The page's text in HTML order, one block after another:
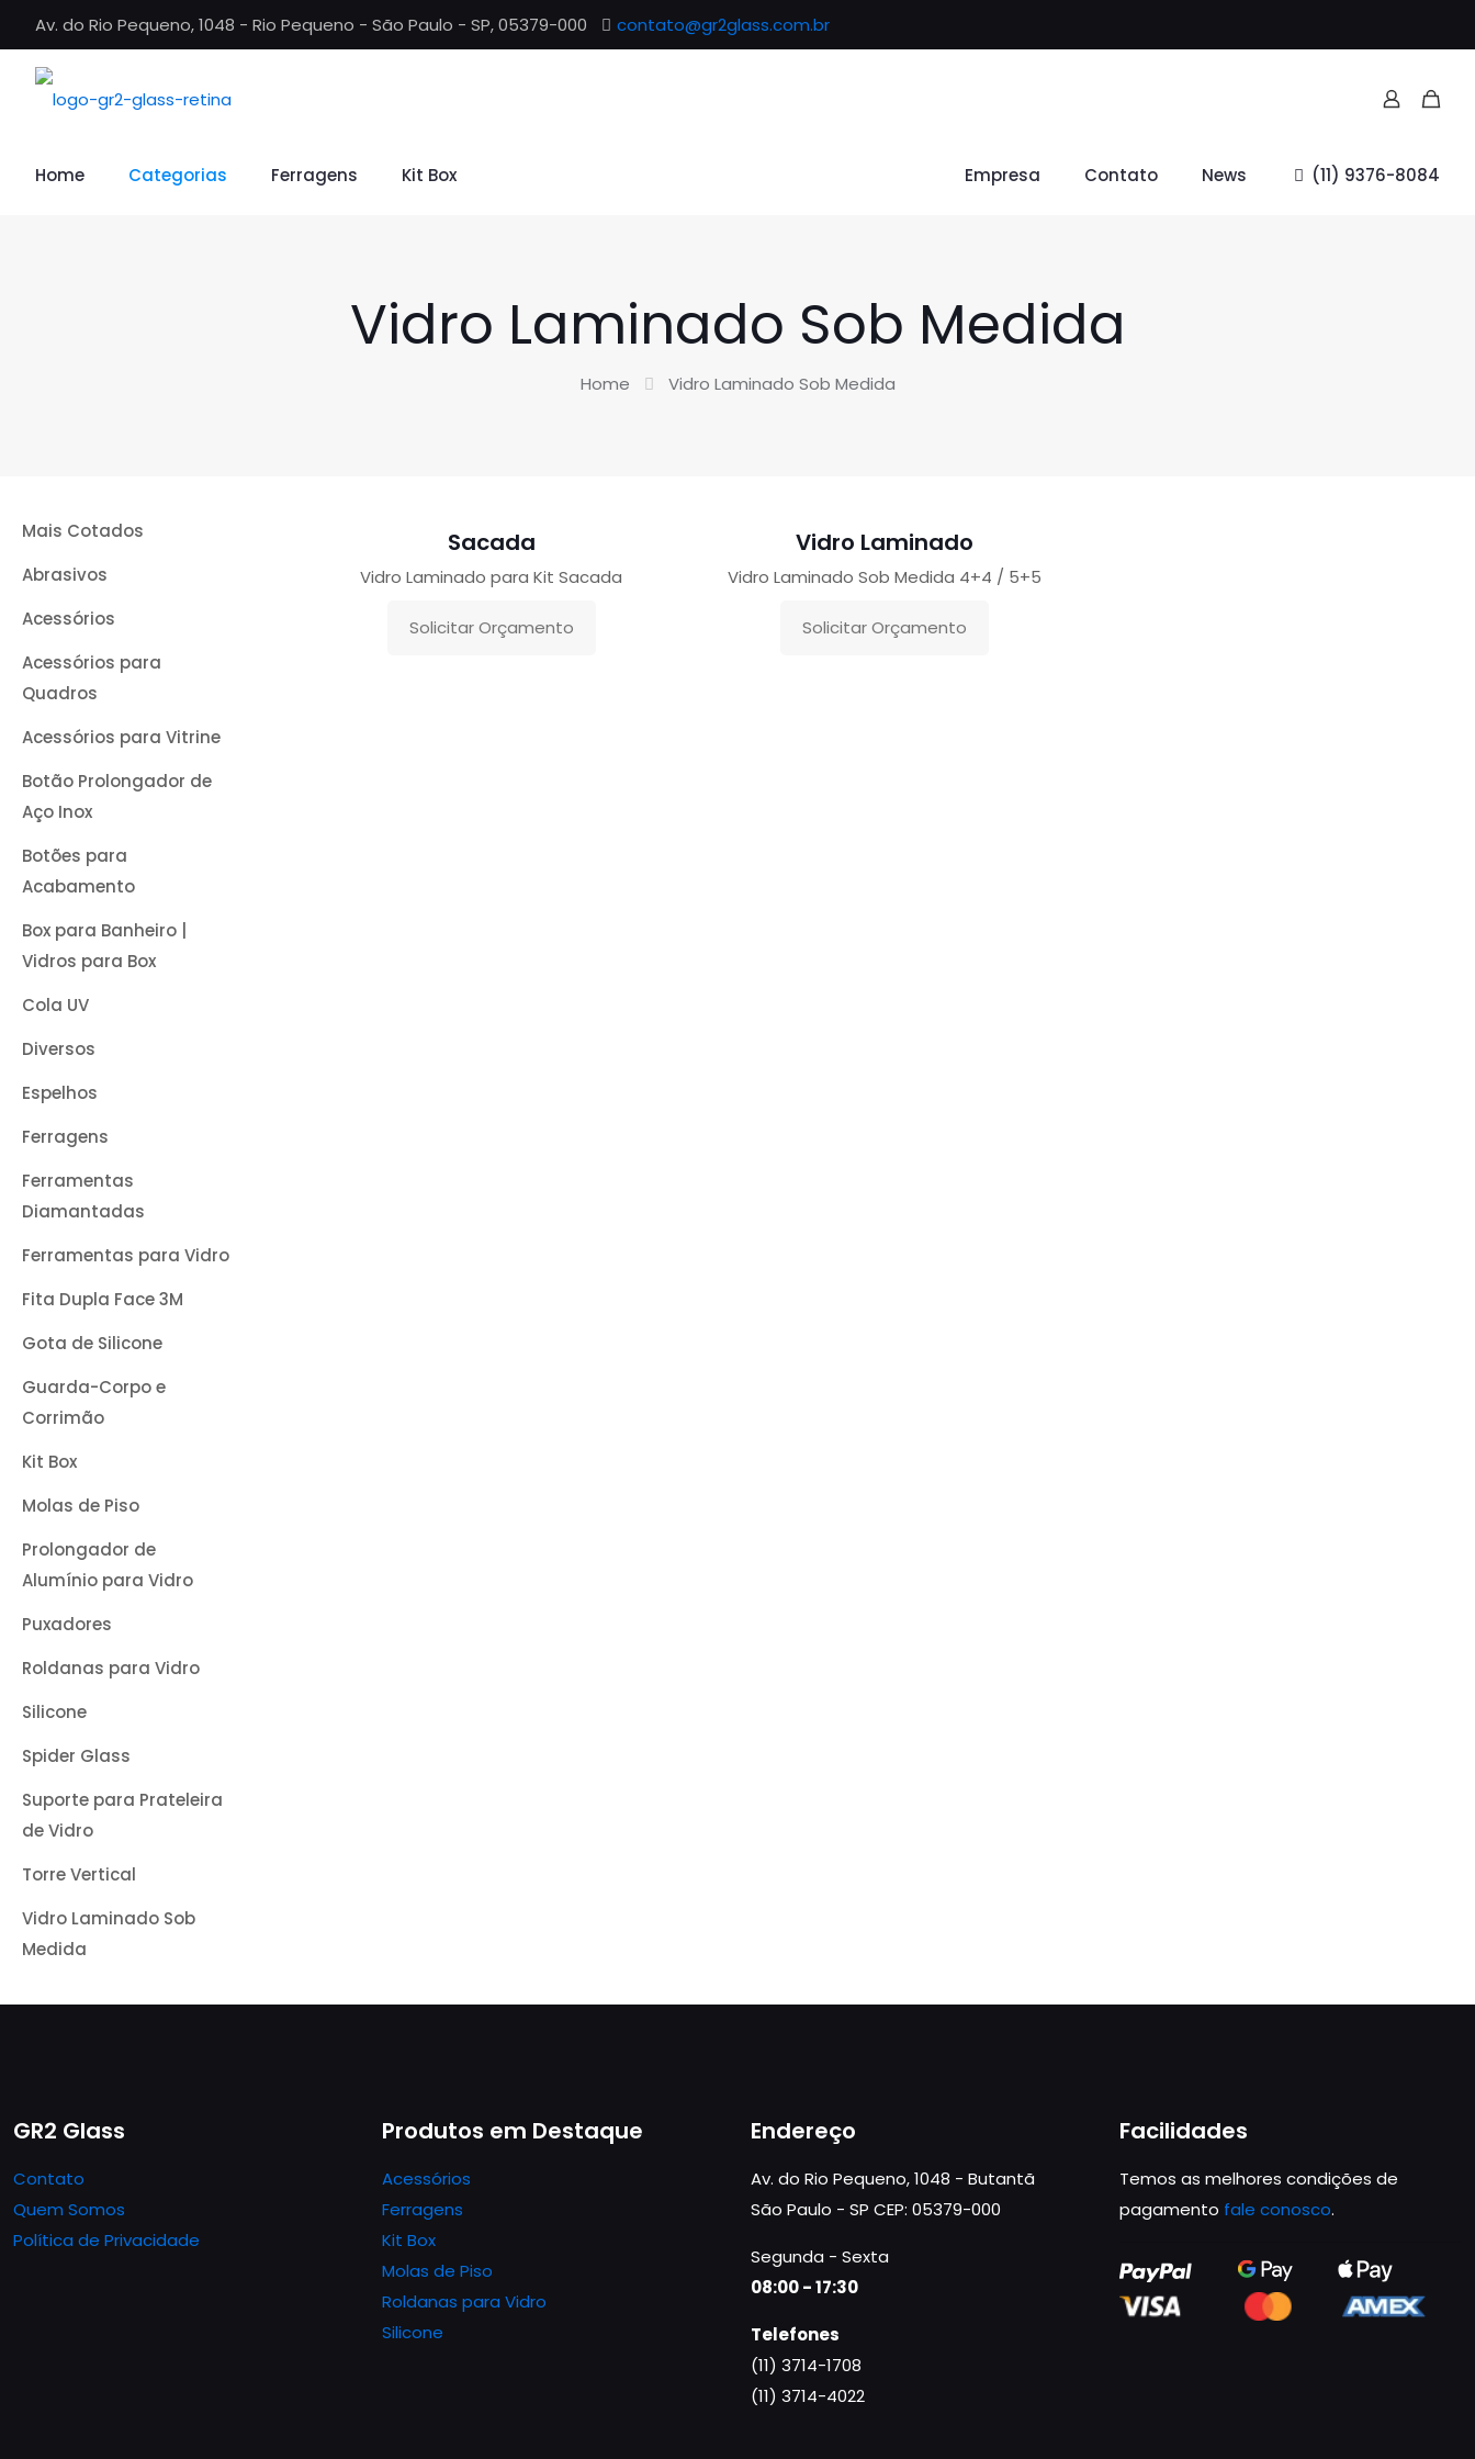
Av. do Rio Pequeno, 1048 - Rio Pequeno - São Paulo - SP, 05379-000 contato@gr2glass.com.br
Home Categorias Ferragens Kit Box Empresa Contato News (11) 9376-8084
Vidro Laminado Sob Medida
Home Vidro Laminado Sob Medida
Sacada
Vidro Laminado para Kit Sacada
Solicitar Orçamento
Vidro Laminado
Vidro Laminado Sob Medida 4+4 / 5+5
Solicitar Orçamento
Mais Cotados
Abrasivos
Acessórios
Acessórios para
Quadros
Acessórios para Vitrine
Botão Prolongador de
Aço Inox
Botões para
Acabamento
Box para Banheiro |
Vidros para Box
Cola UV
Diversos
Espelhos
Ferragens
Ferramentas
Diamantadas
Ferramentas para Vidro
Fita Dupla Face 3M
Gota de Silicone
Guarda-Corpo e
Corrimão
Kit Box
Molas de Piso
Prolongador de
Alumínio para Vidro
Puxadores
Roldanas para Vidro
Silicone
Spider Glass
Suporte para Prateleira
de Vidro
Torre Vertical
Vidro Laminado Sob
Medida
GR2 Glass
Contato
Quem Somos
Política de Privacidade
Produtos em Destaque
Acessórios
Ferragens
Kit Box
Molas de Piso
Roldanas para Vidro
Silicone
Endereço
Av. do Rio Pequeno, 1048 - Butantã
São Paulo - SP CEP: 05379-000
Segunda - Sexta
08:00 - 17:30
Telefones
(11) 3714-1708
(11) 3714-4022
Facilidades
Temos as melhores condições de
pagamento fale conosco.